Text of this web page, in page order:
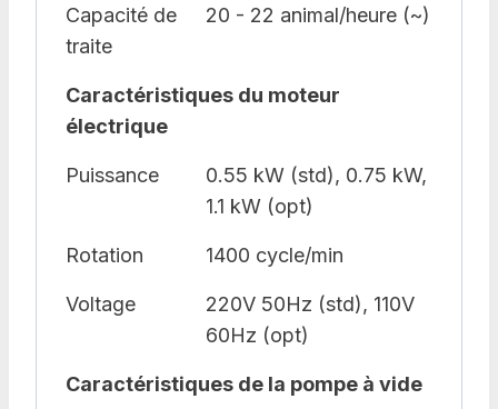
Capacité de
traite
20 - 22 animal/heure (~)
Caractéristiques du moteur
électrique
Puissance
0.55 kW (std), 0.75 kW,
1.1 kW (opt)
Rotation 1400 cycle/min
Voltage
220V 50Hz (std), 110V
60Hz (opt)
Caractéristiques de la pompe à vide